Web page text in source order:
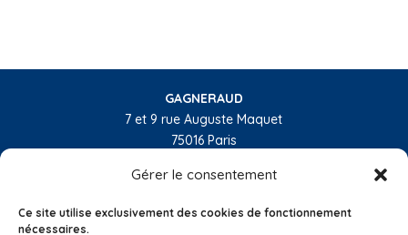
Gérer le consentement
Ce site utilise exclusivement des cookies de fonctionnement
nécessaires.
GAGNERAUD
7 et 9 rue Auguste Maquet
75016 Paris